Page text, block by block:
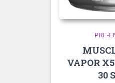
PRE-
VAPOR
30